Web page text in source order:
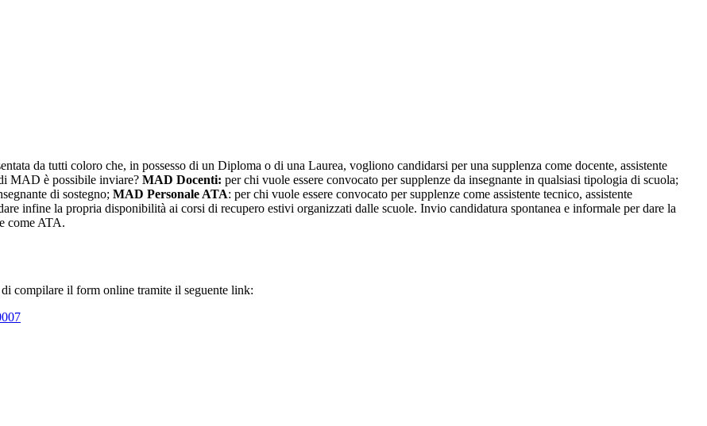
da tutti coloro che, in possesso di un Diploma o di una Laurea, vogliono candidarsi per una supplenza come docente, assistente
MAD è possibile inviare? MAD Docenti: per chi vuole essere convocato per supplenze da insegnante in qualsiasi tipologia di scuola;
di sostegno; MAD Personale ATA: per chi vuole essere convocato per supplenze come assistente tecnico, assistente
infine la propria disponibilità ai corsi di recupero estivi organizzati dalle scuole. Invio candidatura spontanea e informale per dare la
come ATA.
compilare il form online tramite il seguente link: